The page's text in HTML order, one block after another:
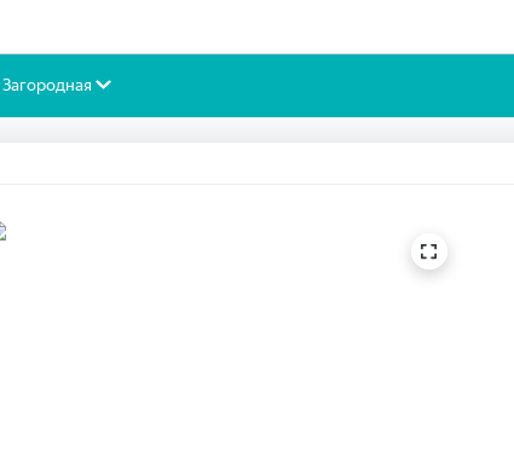
Загородная